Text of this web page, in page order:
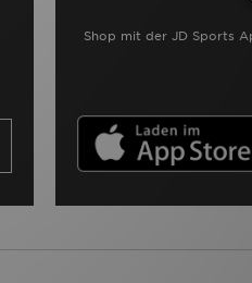
Shop mit der JD Sports